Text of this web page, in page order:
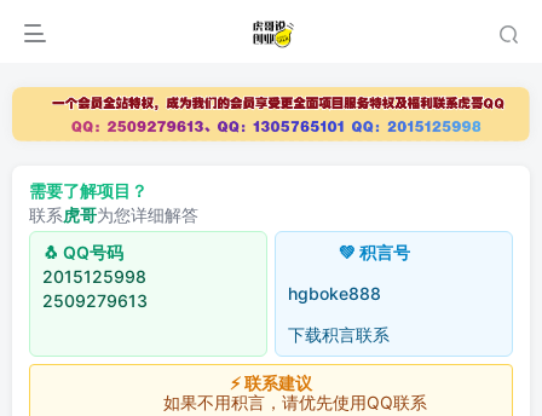
需要了解项目？
联系虎哥为您详细解答
🐧 QQ号码
2015125998
2509279613
💚 积言号
hgboke888
下载积言联系
⚡ 联系建议
如果不用积言，请优先使用QQ联系